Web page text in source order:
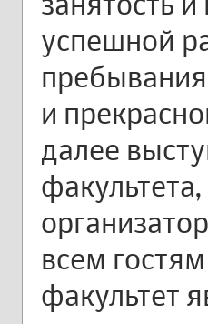
успешной
и
далее
всем
факультет